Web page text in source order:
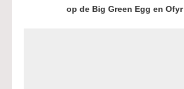
op de Big Green Egg en Ofyr